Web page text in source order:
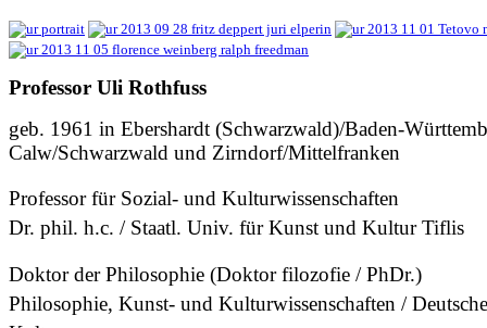
Professor Uli Rothfuss
geb. 1961 in Ebershardt (Schwarzwald)/Baden-
Calw/Schwarzwald und Zirndorf/Mittelfranken
Professor für Sozial- und Kulturwissenschaften
Dr. phil. h.c. / Staatl. Univ. für Kunst und Kultur Tiflis
Doktor der Philosophie (Doktor filozofie / PhDr.)
Philosophie, Kunst- und Kulturwissenschaften /